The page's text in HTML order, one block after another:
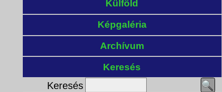
Külföld
Képgaléria
Archívum
Keresés
Keresés